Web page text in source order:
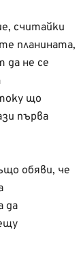
считайки
планината,
да не се
що
първа
обяви, че
да